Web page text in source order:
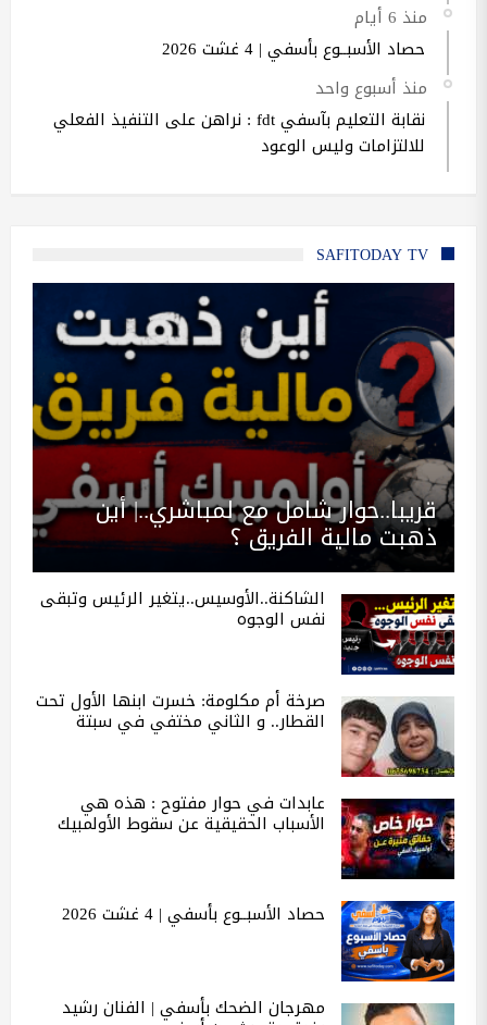
منذ 6 أيام
حصاد الأسبــوع بأسفي | 4 غشت 2026
منذ أسبوع واحد
نقابة التعليم بآسفي fdt : نراهن على التنفيذ الفعلي
للالتزامات وليس الوعود
SAFITODAY TV
قريبا..حوار شامل مع لمباشري..| أين
ذهبت مالية الفريق ؟
الشاكنة..الأوسيس..يتغير الرئيس وتبقى
نفس الوجوه
صرخة أم مكلومة: خسرت ابنها الأول تحت
القطار.. و الثاني مختفي في سبتة
عابدات في حوار مفتوح : هذه هي
الأسباب الحقيقية عن سقوط الأولمبيك
حصاد الأسبــوع بأسفي | 4 غشت 2026
مهرجان الضحك بأسفي | الفنان رشيد